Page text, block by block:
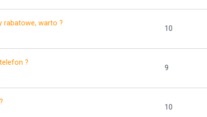
rabatowe, warto ?
10
?
9
10